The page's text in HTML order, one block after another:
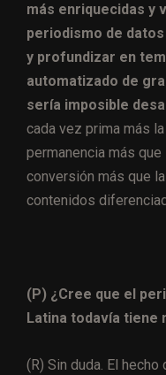
más enriquecidas y
periodismo de
y profundizar en
automatizado de
sería imposible
cada vez prima más
permanencia más
conversión más que
contenidos
(P) ¿Cree que el
Latina todavía tiene
(R) Sin duda. El